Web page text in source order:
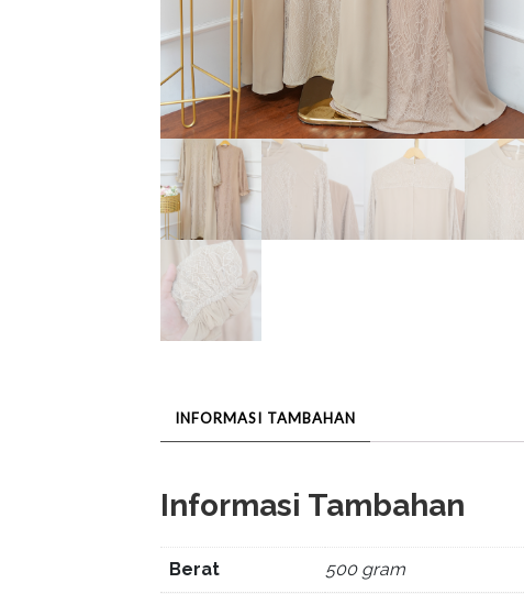
INFORMASI TAMBAHAN
Informasi Tambahan
Berat 500 gram